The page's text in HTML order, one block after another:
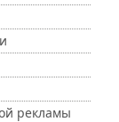
рекламы